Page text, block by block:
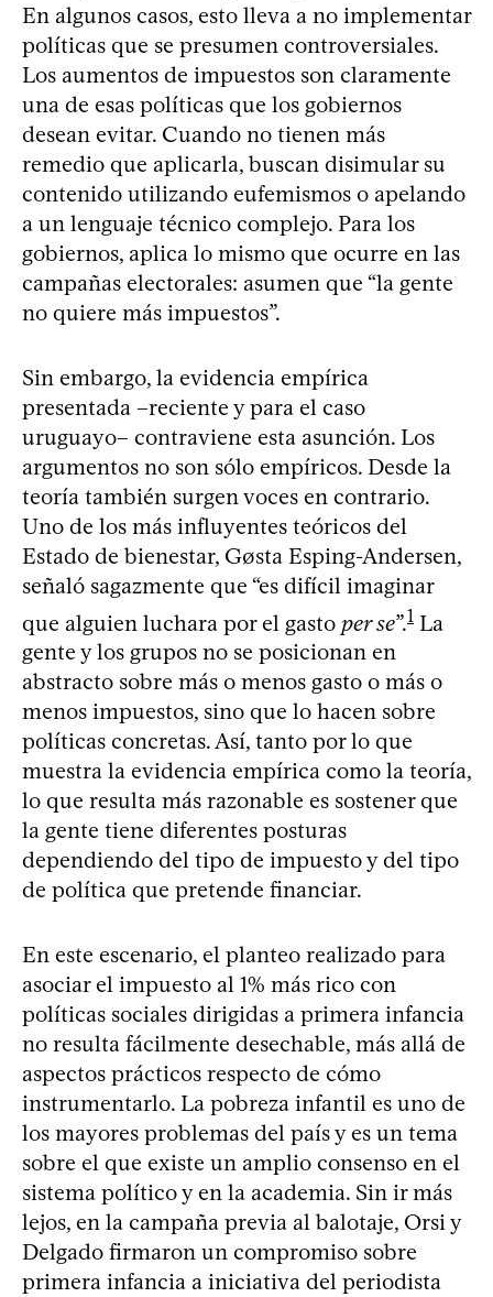
En algunos casos, esto lleva a no implementar
políticas que se presumen controversiales.
Los aumentos de impuestos son claramente
una de esas políticas que los gobiernos
desean evitar. Cuando no tienen más
remedio que aplicarla, buscan disimular su
contenido utilizando eufemismos o apelando
a un lenguaje técnico complejo. Para los
gobiernos, aplica lo mismo que ocurre en las
campañas electorales: asumen que “la gente
no quiere más impuestos”.
Sin embargo, la evidencia empírica
presentada –reciente y para el caso
uruguayo– contraviene esta asunción. Los
argumentos no son sólo empíricos. Desde la
teoría también surgen voces en contrario.
Uno de los más influyentes teóricos del
Estado de bienestar, Gøsta Esping-Andersen,
señaló sagazmente que “es difícil imaginar
que alguien luchara por el gasto per se”.1 La
gente y los grupos no se posicionan en
abstracto sobre más o menos gasto o más o
menos impuestos, sino que lo hacen sobre
políticas concretas. Así, tanto por lo que
muestra la evidencia empírica como la teoría,
lo que resulta más razonable es sostener que
la gente tiene diferentes posturas
dependiendo del tipo de impuesto y del tipo
de política que pretende financiar.
En este escenario, el planteo realizado para
asociar el impuesto al 1% más rico con
políticas sociales dirigidas a primera infancia
no resulta fácilmente desechable, más allá de
aspectos prácticos respecto de cómo
instrumentarlo. La pobreza infantil es uno de
los mayores problemas del país y es un tema
sobre el que existe un amplio consenso en el
sistema político y en la academia. Sin ir más
lejos, en la campaña previa al balotaje, Orsi y
Delgado firmaron un compromiso sobre
primera infancia a iniciativa del periodista